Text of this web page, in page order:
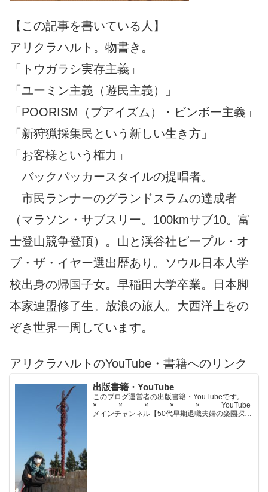
【この記事を書いている人】
アリクラハルト。物書き。
「トウガラシ実存主義」
「ユーミン主義（遊民主義）」
「POORISM（プアイズム）・ビンボー主義」
「新狩猟採集民という新しい生き方」
「お客様という権力」
バックパッカースタイルの提唱者。
市民ランナーのグランドスラムの達成者
（マラソン・サブスリー。100kmサブ10。富
士登山競争登頂）。山と渓谷社ピープル・オ
ブ・ザ・イヤー選出歴あり。ソウル日本人学
校出身の帰国子女。早稲田大学卒業。日本脚
本家連盟修了生。放浪の旅人。大西洋上をの
ぞき世界一周しています。
アリクラハルトのYouTube・書籍へのリンク
出版書籍・YouTube
このブログ運営者の出版書籍・YouTubeです。
× × × × × YouTube
メインチャンネル【50代早期退職夫婦の楽園探求